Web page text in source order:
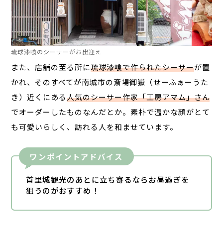
琉球漆喰のシーサーがお出迎え
また、店舗の至る所に琉球漆喰で作られたシーサーが置
かれ、そのすべてが南城市の斎場御嶽（せーふぁーうた
き）近くにある人気のシーサー作家「工房アマム」さん
でオーダーしたものなんだとか。素朴で温かな顔がとて
も可愛いらしく、訪れる人を和ませています。
ワンポイントアドバイス
首里城観光のあとに立ち寄るならお昼過ぎを
狙うのがおすすめ！